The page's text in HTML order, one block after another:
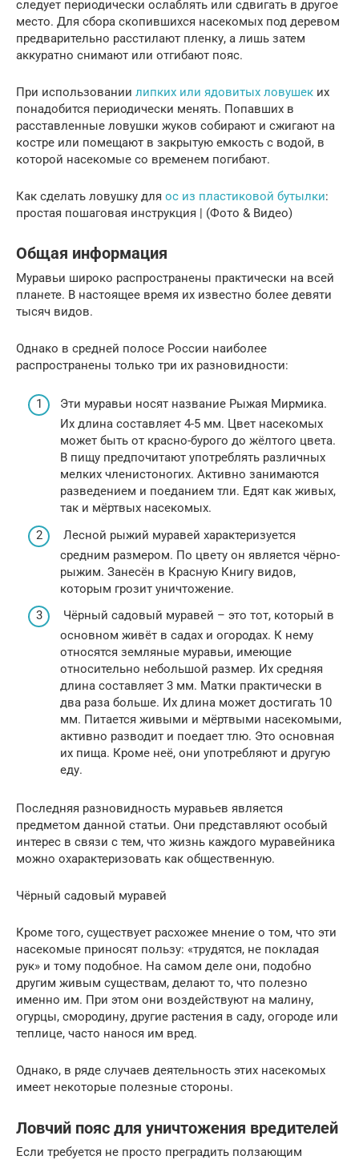
следует периодически ослаблять или сдвигать в другое
место. Для сбора скопившихся насекомых под деревом
предварительно расстилают пленку, а лишь затем
аккуратно снимают или отгибают пояс.
При использовании липких или ядовитых ловушек их
понадобится периодически менять. Попавших в
расставленные ловушки жуков собирают и сжигают на
костре или помещают в закрытую емкость с водой, в
которой насекомые со временем погибают.
Как сделать ловушку для ос из пластиковой бутылки:
простая пошаговая инструкция | (Фото & Видео)
Общая информация
Муравьи широко распространены практически на всей
планете. В настоящее время их известно более девяти
тысяч видов.
Однако в средней полосе России наиболее
распространены только три их разновидности:
Эти муравьи носят название Рыжая Мирмика.
Их длина составляет 4-5 мм. Цвет насекомых
может быть от красно-бурого до жёлтого цвета.
В пищу предпочитают употреблять различных
мелких членистоногих. Активно занимаются
разведением и поеданием тли. Едят как живых,
так и мёртвых насекомых.
Лесной рыжий муравей характеризуется
средним размером. По цвету он является чёрно-
рыжим. Занесён в Красную Книгу видов,
которым грозит уничтожение.
Чёрный садовый муравей – это тот, который в
основном живёт в садах и огородах. К нему
относятся земляные муравьи, имеющие
относительно небольшой размер. Их средняя
длина составляет 3 мм. Матки практически в
два раза больше. Их длина может достигать 10
мм. Питается живыми и мёртвыми насекомыми,
активно разводит и поедает тлю. Это основная
их пища. Кроме неё, они употребляют и другую
еду.
Последняя разновидность муравьев является
предметом данной статьи. Они представляют особый
интерес в связи с тем, что жизнь каждого муравейника
можно охарактеризовать как общественную.
Чёрный садовый муравей
Кроме того, существует расхожее мнение о том, что эти
насекомые приносят пользу: «трудятся, не покладая
рук» и тому подобное. На самом деле они, подобно
другим живым существам, делают то, что полезно
именно им. При этом они воздействуют на малину,
огурцы, смородину, другие растения в саду, огороде или
теплице, часто нанося им вред.
Однако, в ряде случаев деятельность этих насекомых
имеет некоторые полезные стороны.
Ловчий пояс для уничтожения вредителей
Если требуется не просто преградить ползающим